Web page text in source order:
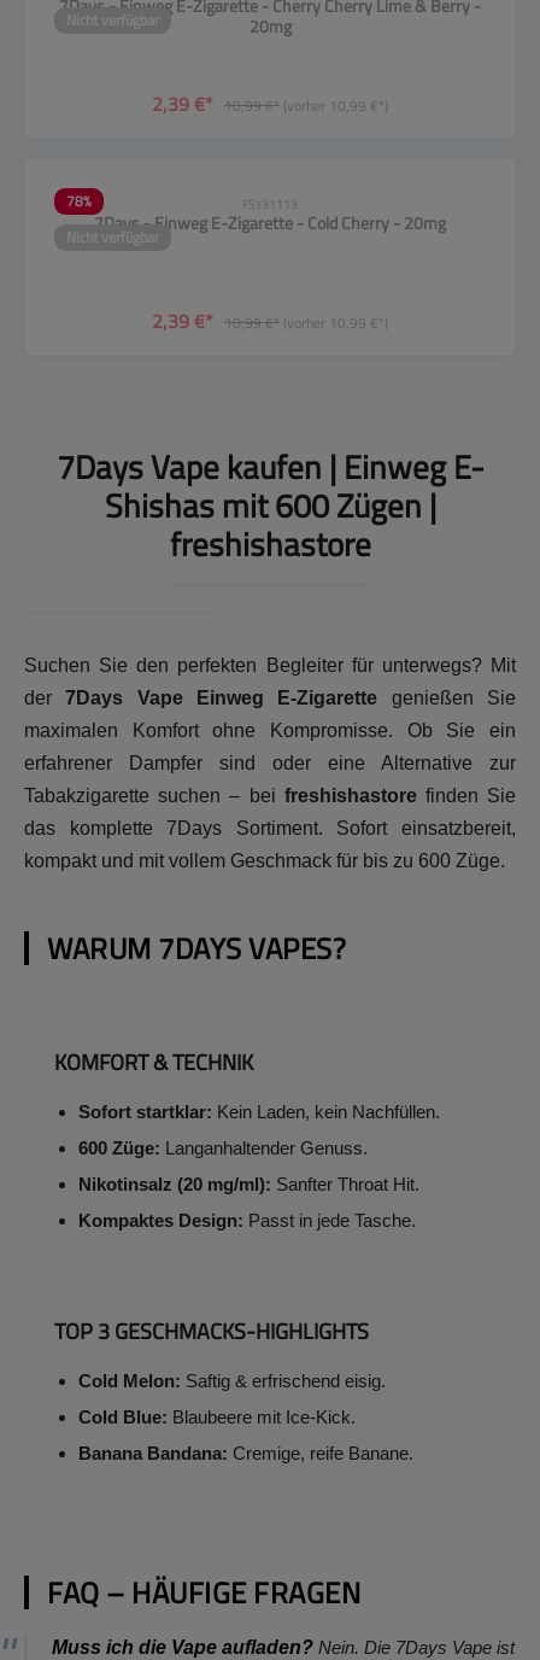
Nicht verfügbar
7Days - Einweg E-Zigarette - Cherry Cherry Lime & Berry -
20mg
2,39 €* 10,99 €* (vorher 10,99 €*)
78%
Nicht verfügbar
FS131113
7Days - Einweg E-Zigarette - Cold Cherry - 20mg
2,39 €* 10,99 €* (vorher 10,99 €*)
7Days Vape kaufen | Einweg E-
Shishas mit 600 Zügen |
freshishastore
Suchen Sie den perfekten Begleiter für unterwegs? Mit
der7Days Vape Einweg E-Zigarette genießen Sie
maximalen Komfort ohne Kompromisse. Ob Sie ein
erfahrener Dampfer sind oder eine Alternative zur
Tabakzigarette suchen – bei freshishastorefinden Sie
das komplette 7Days Sortiment. Sofort einsatzbereit,
kompakt und mit vollem Geschmack für bis zu 600 Züge.
WARUM 7DAYS VAPES?
KOMFORT & TECHNIK
Sofort startklar: Kein Laden, kein Nachfüllen.
600 Züge: Langanhaltender Genuss.
Nikotinsalz (20 mg/ml): Sanfter Throat Hit.
Kompaktes Design: Passt in jede Tasche.
TOP 3 GESCHMACKS-HIGHLIGHTS
Cold Melon: Saftig & erfrischend eisig.
Cold Blue: Blaubeere mit Ice-Kick.
Banana Bandana: Cremige, reife Banane.
FAQ – HÄUFIGE FRAGEN
Muss ich die Vape aufladen? Nein. Die 7Days Vape ist